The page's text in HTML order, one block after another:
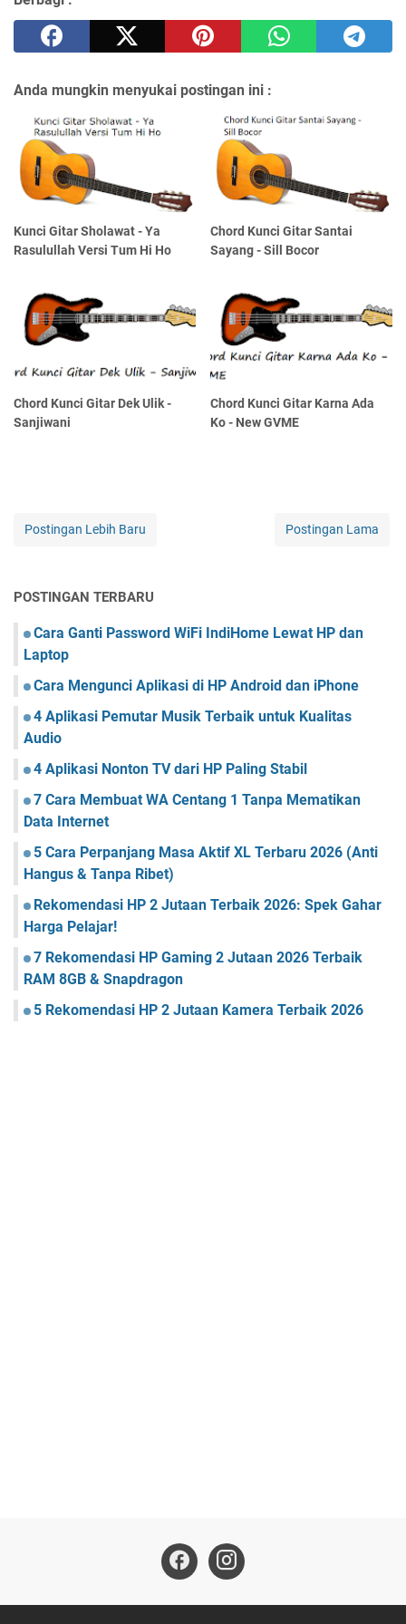
Anda mungkin menyukai postingan ini :
Kunci Gitar Sholawat - Ya
Rasulullah Versi Tum Hi Ho
Chord Kunci Gitar Santai
Sayang - Sill Bocor
Chord Kunci Gitar Dek Ulik -
Sanjiwani
Chord Kunci Gitar Karna Ada
Ko - New GVME
Postingan Lebih Baru Postingan Lama
POSTINGAN TERBARU
Cara Ganti Password WiFi IndiHome Lewat HP dan
Laptop
Cara Mengunci Aplikasi di HP Android dan iPhone
4 Aplikasi Pemutar Musik Terbaik untuk Kualitas
Audio
4 Aplikasi Nonton TV dari HP Paling Stabil
7 Cara Membuat WA Centang 1 Tanpa Mematikan
Data Internet
5 Cara Perpanjang Masa Aktif XL Terbaru 2026 (Anti
Hangus & Tanpa Ribet)
Rekomendasi HP 2 Jutaan Terbaik 2026: Spek Gahar
Harga Pelajar!
7 Rekomendasi HP Gaming 2 Jutaan 2026 Terbaik
RAM 8GB & Snapdragon
5 Rekomendasi HP 2 Jutaan Kamera Terbaik 2026